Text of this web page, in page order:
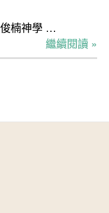
楠神學 …
繼續閱讀 »